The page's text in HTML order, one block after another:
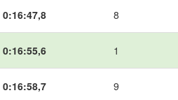
0:16:47,8 8
0:16:55,6 1
0:16:58,7 9